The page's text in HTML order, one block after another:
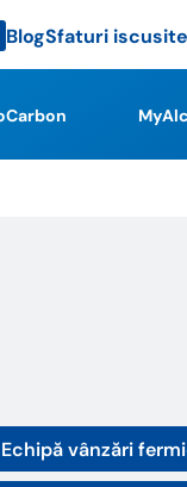
BlogSfaturi iscusite
Echipă vânzări